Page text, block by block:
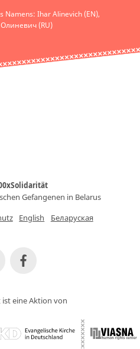
Namens: Ihar Alinevich (EN),
Олиневич (RU)
Gefangenen in Belarus
English Беларуская
eine Aktion von